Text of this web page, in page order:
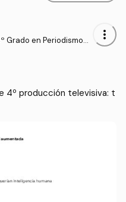
Grado en Periodismo
more_vert
4º producción televisiva: t